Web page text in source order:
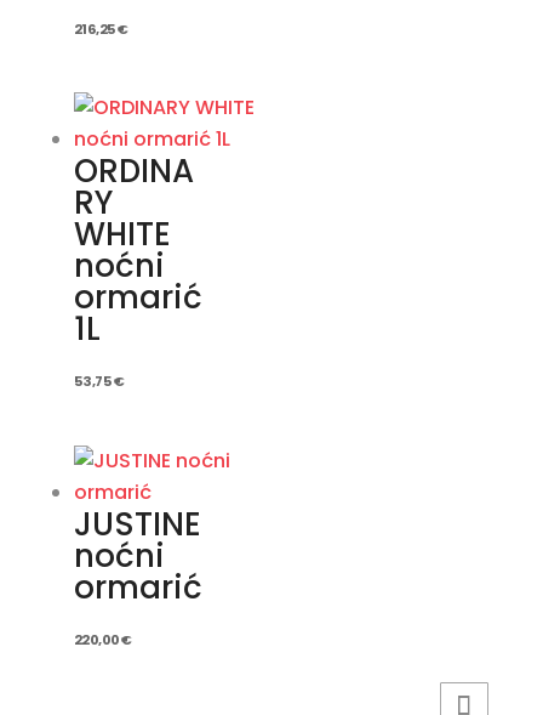
216,25€
ORDINA
RY
WHITE
noćni
ormarić
1L
53,75€
JUSTINE
noćni
ormarić
220,00€